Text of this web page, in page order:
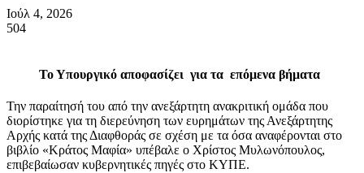
Ιούλ 4, 2026
504
Το Υπουργικό αποφασίζει για τα επόμενα βήματα
Την παραίτησή του από την ανεξάρτητη ανακριτική ομάδα που
διορίστηκε για τη διερεύνηση των ευρημάτων της Ανεξάρτητης
Αρχής κατά της Διαφθοράς σε σχέση με τα όσα αναφέρονται στο
βιβλίο «Κράτος Μαφία» υπέβαλε ο Χρίστος Μυλωνόπουλος,
επιβεβαίωσαν κυβερνητικές πηγές στο ΚΥΠΕ.